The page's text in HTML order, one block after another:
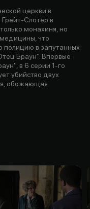
церкви в
Слотер в
монахиня, но
что
полицию в запутанных
Браун". Впервые
в 6 серии 1-го
убийство двух
обожающая